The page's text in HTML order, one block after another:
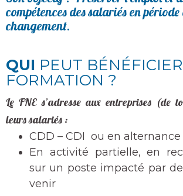
compétences des salariés en période
changement.
QUI PEUT
FORMATION ?
Le FNE s’adresse aux entreprises (de
leurs salariés :
CDD – CDI ou en alternance
En activité partielle, en
sur un poste impacté par
venir